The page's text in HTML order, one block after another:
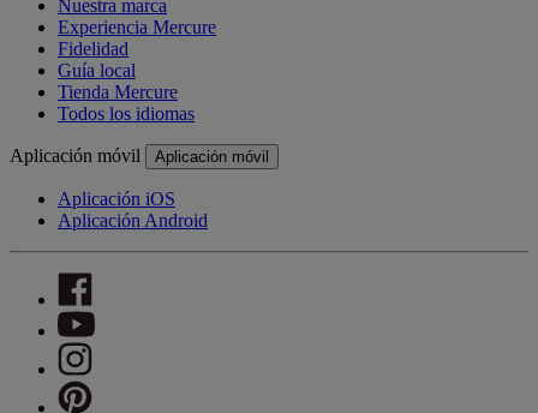
Nuestra marca
Experiencia Mercure
Fidelidad
Guía local
Tienda Mercure
Todos los idiomas
Aplicación móvil Aplicación móvil
Aplicación iOS
Aplicación Android